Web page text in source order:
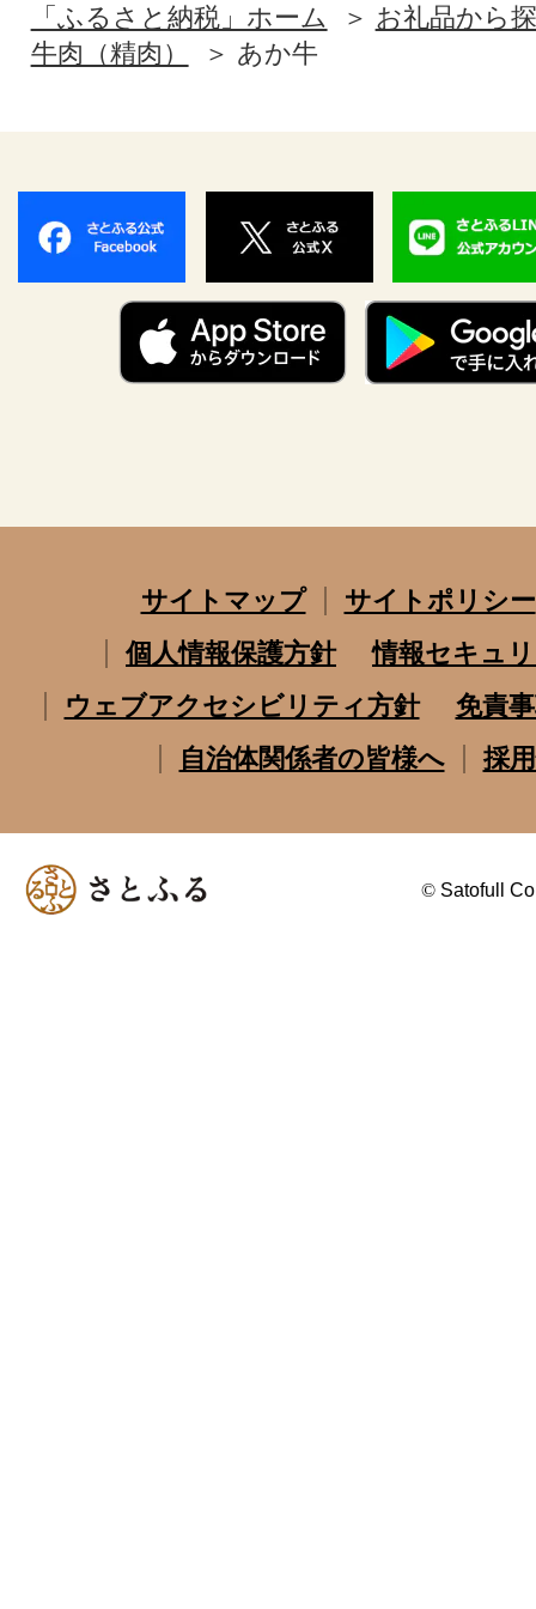
「ふるさと納税」ホーム
お礼品から
牛肉（精肉）
あか牛
サイトマップ
サイトポリシー
個人情報保護方針
情報セキュ
ウェブアクセシビリティ方針
免責
自治体関係者の皆様へ
採
© Satofull